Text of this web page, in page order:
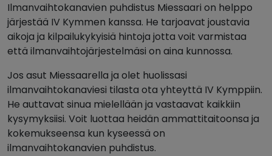
Ilmanvaihtokanavien puhdistus Miessaari on helppo
järjestää IV Kymmen kanssa. He tarjoavat joustavia
aikoja ja kilpailukykyisiä hintoja jotta voit varmistaa
että ilmanvaihtojärjestelmäsi on aina kunnossa.
Jos asut Miessaarella ja olet huolissasi
ilmanvaihtokanaviesi tilasta ota yhteyttä IV Kymppiin.
He auttavat sinua mielellään ja vastaavat kaikkiin
kysymyksiisi. Voit luottaa heidän ammattitaitoonsa ja
kokemukseensa kun kyseessä on
ilmanvaihtokanavien puhdistus.